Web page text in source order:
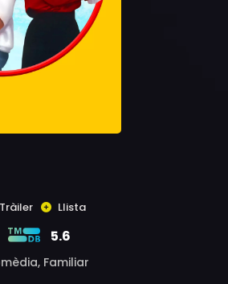
Tràiler Llista
5.6
Familiar